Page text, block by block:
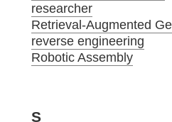
researcher
Retrieval-Augmented
reverse engineering
Robotic Assembly
S